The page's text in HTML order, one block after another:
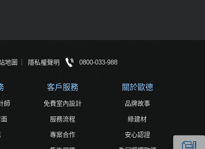
地圖 隱私權聲明 0800-033-988
師
客戶服務
免費室內設計
服務流程
專案合作
關於歐德
品牌故事
綠建材
安心認證